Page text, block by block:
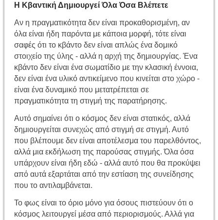
Η Κβαντική Δημιουργεί Όλα Όσα Βλέπετε
Αν η πραγματικότητα δεν είναι προκαθορισμένη, αν
όλα είναι ήδη παρόντα με κάποια μορφή, τότε είναι
σαφές ότι το κβάντο δεν είναι απλώς ένα δομικό
στοιχείο της ύλης - αλλά η αρχή της δημιουργίας. Ένα
κβάντο δεν είναι ένα σωματίδιο με την κλασική έννοια,
δεν είναι ένα υλικό αντικείμενο που κινείται στο χώρο -
είναι ένα δυναμικό που μετατρέπεται σε
πραγματικότητα τη στιγμή της παρατήρησης.
Αυτό σημαίνει ότι ο κόσμος δεν είναι στατικός, αλλά
δημιουργείται συνεχώς από στιγμή σε στιγμή. Αυτό
που βλέπουμε δεν είναι αποτέλεσμα του παρελθόντος,
αλλά μια εκδήλωση της παρούσας στιγμής. Όλα όσα
υπάρχουν είναι ήδη εδώ - αλλά αυτό που θα προκύψει
από αυτά εξαρτάται από την εστίαση της συνείδησης
που το αντιλαμβάνεται.
Το φως είναι το όριο μόνο για όσους πιστεύουν ότι ο
κόσμος λειτουργεί μέσα από περιορισμούς. Αλλά για